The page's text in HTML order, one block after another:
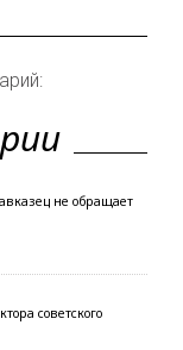
не обращает
советского